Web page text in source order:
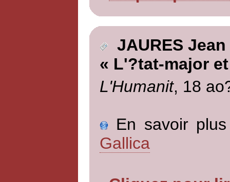
JAURES Jean
« L'?tat-major
L'Humanit, 18
En savoir
Gallica